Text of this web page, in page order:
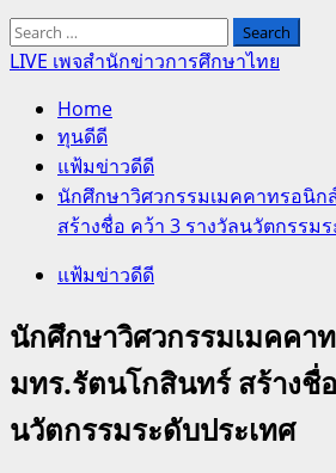
Search
for:
LIVE เพจสำนักข่าวการศึกษาไทย
Home
ทุนดีดี
แฟ้มข่าวดีดี
นักศึกษาวิศวกรรมเมคคาทรอนิ
สร้างชื่อ คว้า 3 รางวัลนวัตกรรม
แฟ้มข่าวดีดี
นักศึกษาวิศวกรรมเมคคา
มทร.รัตนโกสินทร์ สร้างชื่
นวัตกรรมระดับประเทศ